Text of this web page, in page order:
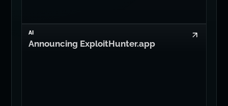
AI
Announcing ExploitHunter.app